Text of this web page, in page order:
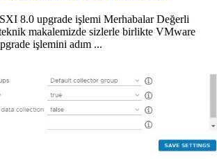
8.0 upgrade işlemi Merhabalar Değerli
makalemizde sizlerle birlikte VMware
işlemini adım ...